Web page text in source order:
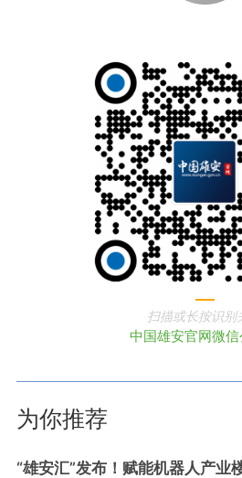
扫描或长按识别
中国雄安官网微
为你推荐
“雄安汇”发布！赋能机器人产业